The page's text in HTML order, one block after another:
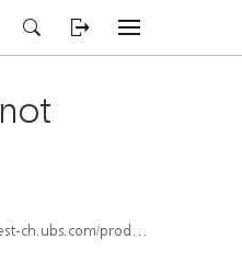
detail/index/isin/CH1582448663